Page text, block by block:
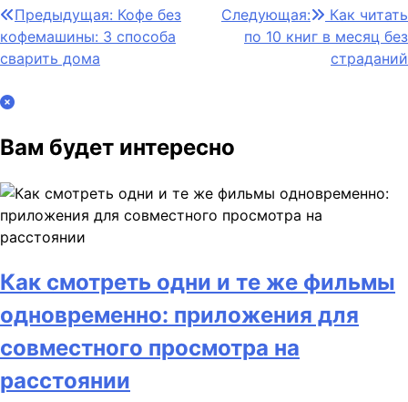
Навигация
по
Предыдущая: Кофе без
кофемашины: 3 способа
сварить дома
Следующая:
Как читать
по 10 книг в месяц без
страданий
Вам будет интересно
Как смотреть одни и те же фильмы
одновременно: приложения для
совместного просмотра на
расстоянии